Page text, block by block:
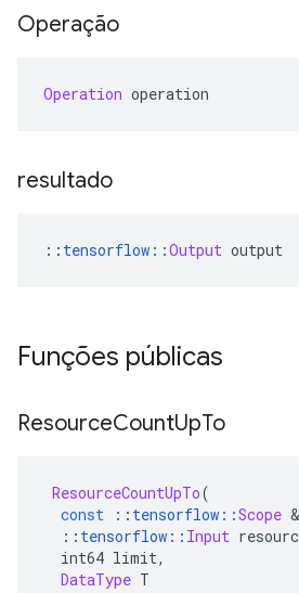
Operação
Operation operation
resultado
:: tensorflow ::Output output
Funções públicas
ResourceCountUpTo
ResourceCountUpTo(
const
:: tensorflow ::Scope &
:: tensorflow :: Input
int64 limit,
DataType T